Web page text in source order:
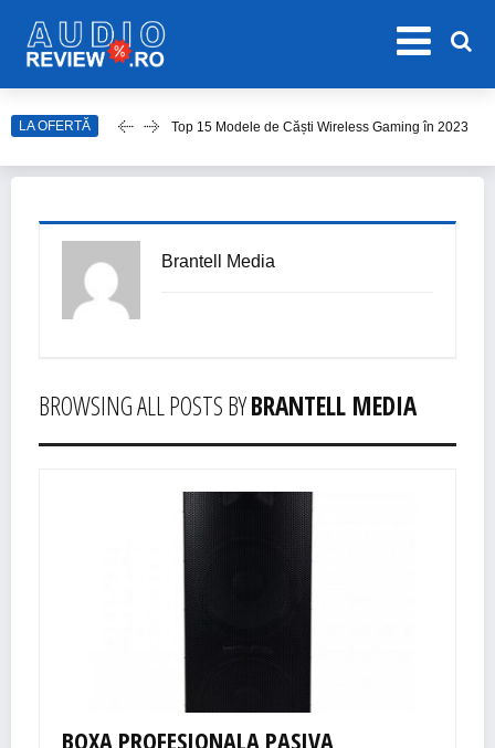
LA OFERTĂ Top 15 Modele de Căști Wireless Gaming în 2023
Top Căști Wireless Samsung în 2023
Top 15 Cele Mai Bune Boxe Portabile
Brantell Media
BROWSING ALL POSTS BYBRANTELL MEDIA
BOXA PROFESIONALA PASIVA